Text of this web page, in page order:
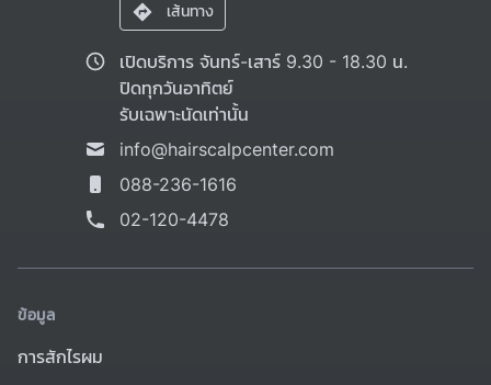
เส้นทาง
เปิดบริการ​ จันทร์​-เสาร์​ 9.30 - 18.30 น.
ปิดทุกวันอาทิตย์
รับเฉพาะนัดเท่านั้น
info@hairscalpcenter.com
088-236-1616
02-120-4478
ข้อมูล
การสักไรผม